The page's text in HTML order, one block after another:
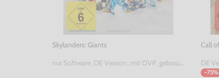
Skylanders: Giants
Call
DE
-75%